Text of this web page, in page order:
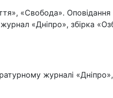
«Свобода».
«Дніпро», збірка
журналі